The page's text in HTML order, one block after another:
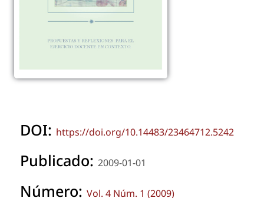
DOI: https://doi.org/10.14483/23464712.5242
Publicado: 2009-01-01
Número: Vol. 4 Núm. 1 (2009)